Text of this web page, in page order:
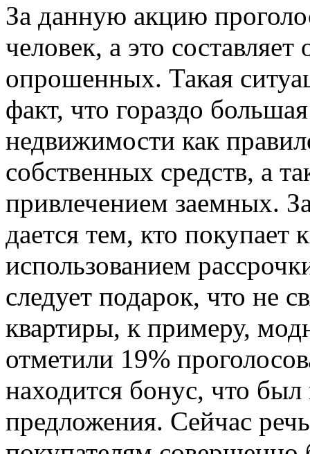
За данную акцию
человек, а это
опрошенных. Такая
факт, что гораздо
недвижимости как
собственных средств, а
привлечением заемных.
дается тем, кто покупает
использованием
следует подарок, что не
квартиры, к примеру,
отметили 19%
находится бонус, что
предложения. Сейчас